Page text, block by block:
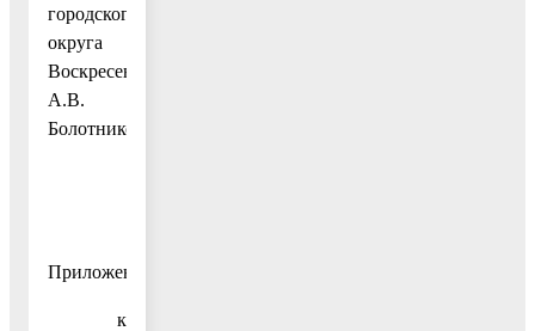
городского
округа
Воскресенск
А.В.
Болотников
Приложение
к